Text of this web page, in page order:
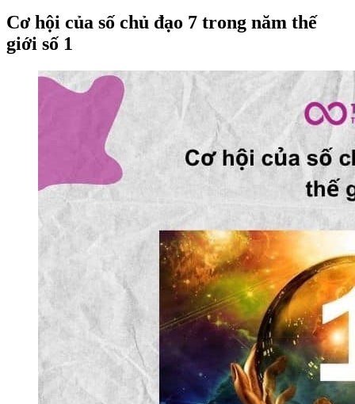
Cơ hội của số chủ đạo 7 trong năm thế
giới số 1